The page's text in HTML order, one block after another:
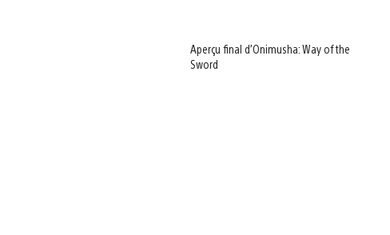
Aperçu final d’Onimusha: Way of the
Sword